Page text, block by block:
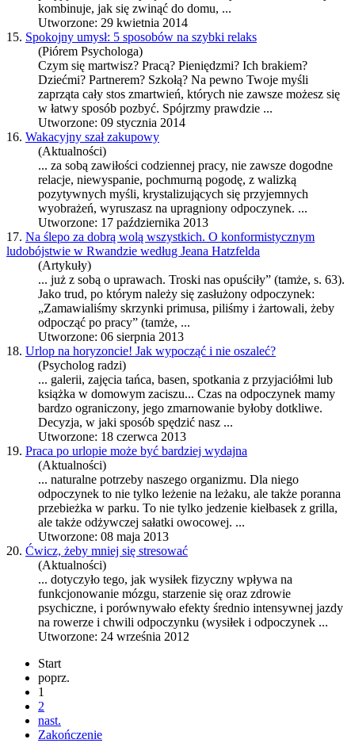
kombinuje, jak się zwinąć do domu, ...
Utworzone: 29 kwietnia 2014
15. Spokojny umysł: 5 sposobów na szybki relaks
(Piórem Psychologa)
Czym się martwisz? Pracą? Pieniędzmi? Ich brakiem?
Dziećmi? Partnerem? Szkołą? Na pewno Twoje myśli
zaprząta cały stos zmartwień, których nie zawsze możesz się
w łatwy sposób pozbyć. Spójrzmy prawdzie ...
Utworzone: 09 stycznia 2014
16. Wakacyjny szał zakupowy
(Aktualności)
... za sobą zawiłości codziennej pracy, nie zawsze dogodne
relacje, niewyspanie, pochmurną pogodę, z walizką
pozytywnych myśli, krystalizujących się przyjemnych
wyobrażeń, wyruszasz na upragniony odpoczynek. ...
Utworzone: 17 października 2013
17. Na ślepo za dobrą wolą wszystkich. O konformistycznym
ludobójstwie w Rwandzie według Jeana Hatzfelda
(Artykuły)
... już z sobą o uprawach. Troski nas opuściły” (tamże, s. 63).
Jako trud, po którym należy się zasłużony odpoczynek:
„Zamawialiśmy skrzynki primusa, piliśmy i żartowali, żeby
odpocząć po pracy” (tamże, ...
Utworzone: 06 sierpnia 2013
18. Urlop na horyzoncie! Jak wypocząć i nie oszaleć?
(Psycholog radzi)
... galerii, zajęcia tańca, basen, spotkania z przyjaciółmi lub
książka w domowym zaciszu... Czas na odpoczynek mamy
bardzo ograniczony, jego zmarnowanie byłoby dotkliwe.
Decyzja, w jaki sposób spędzić nasz ...
Utworzone: 18 czerwca 2013
19. Praca po urlopie może być bardziej wydajna
(Aktualności)
... naturalne potrzeby naszego organizmu. Dla niego
odpoczynek to nie tylko leżenie na leżaku, ale także poranna
przebieżka w parku. To nie tylko jedzenie kiełbasek z grilla,
ale także odżywczej sałatki owocowej. ...
Utworzone: 08 maja 2013
20. Ćwicz, żeby mniej się stresować
(Aktualności)
... dotyczyło tego, jak wysiłek fizyczny wpływa na
funkcjonowanie mózgu, starzenie się oraz zdrowie
psychiczne, i porównywało efekty średnio intensywnej jazdy
na rowerze i chwili odpoczynku (wysiłek i odpoczynek ...
Utworzone: 24 września 2012
Start
poprz.
1
2
nast.
Zakończenie